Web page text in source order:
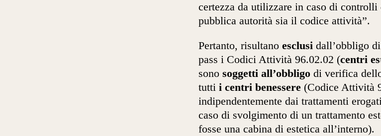
certezza da utilizzare in caso di controlli
pubblica autorità sia il codice attività”.
Pertanto, risultano esclusi dall’obbligo
pass i Codici Attività 96.02.02 (centri
sono soggetti all’obbligo di verifica
tutti i centri benessere (Codice Attività
indipendentemente dai trattamenti
caso di svolgimento di un trattamento
fosse una cabina di estetica all’interno).